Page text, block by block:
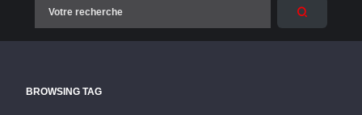
BROWSING TAG